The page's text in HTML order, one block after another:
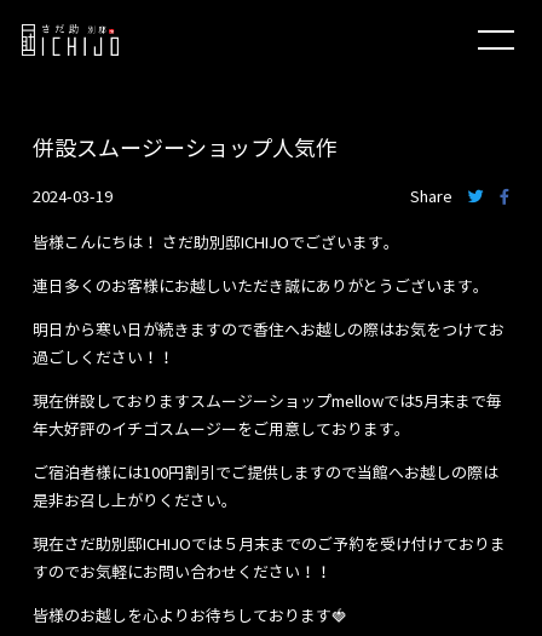
併設スムージーショップ人気作
2024-03-19 Share
皆様こんにちは！ さだ助別邸ICHIJOでございます。
連日多くのお客様にお越しいただき誠にありがとうございます。
明日から寒い日が続きますので香住へお越しの際はお気をつけてお
過ごしください！！
現在併設しておりますスムージーショップmellowでは5月末まで毎
年大好評のイチゴスムージーをご用意しております。
ご宿泊者様には100円割引でご提供しますので当館へお越しの際は
是非お召し上がりください。
現在さだ助別邸ICHIJOでは５月末までのご予約を受け付けておりま
すのでお気軽にお問い合わせください！！
皆様のお越しを心よりお待ちしております🍓